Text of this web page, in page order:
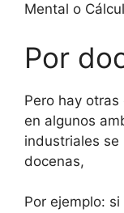
Mental o
Por
Pero hay
en algunos
industriales
docenas,
Por ejemplo: